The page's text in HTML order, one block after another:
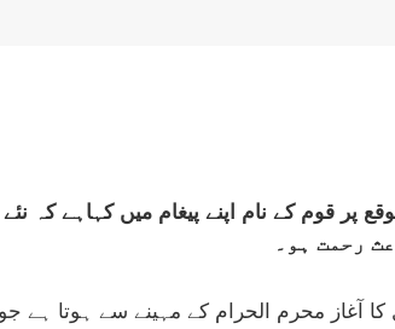
رحمت ہو۔
کا آغاز محرم الحرام کے مہینے سے ہوتا